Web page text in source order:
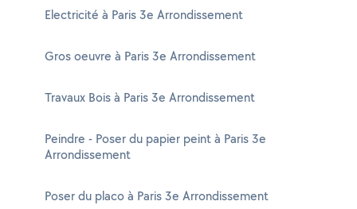
Electricité à Paris 3e Arrondissement
Gros oeuvre à Paris 3e Arrondissement
Travaux Bois à Paris 3e Arrondissement
Peindre - Poser du papier peint à Paris 3e
Arrondissement
Poser du placo à Paris 3e Arrondissement